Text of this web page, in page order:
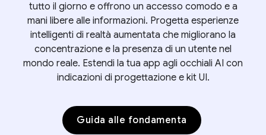
tutto il giorno e offrono un accesso comodo e a
mani libere alle informazioni. Progetta esperienze
intelligenti di realtà aumentata che migliorano la
concentrazione e la presenza di un utente nel
mondo reale. Estendi la tua app agli occhiali AI con
indicazioni di progettazione e kit UI.
Guida alle fondamenta